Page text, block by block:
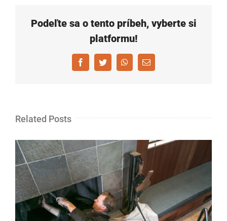
Podeľte sa o tento príbeh, vyberte si
platformu!
FacebookTwitterWhatsApp
Email
Related Posts